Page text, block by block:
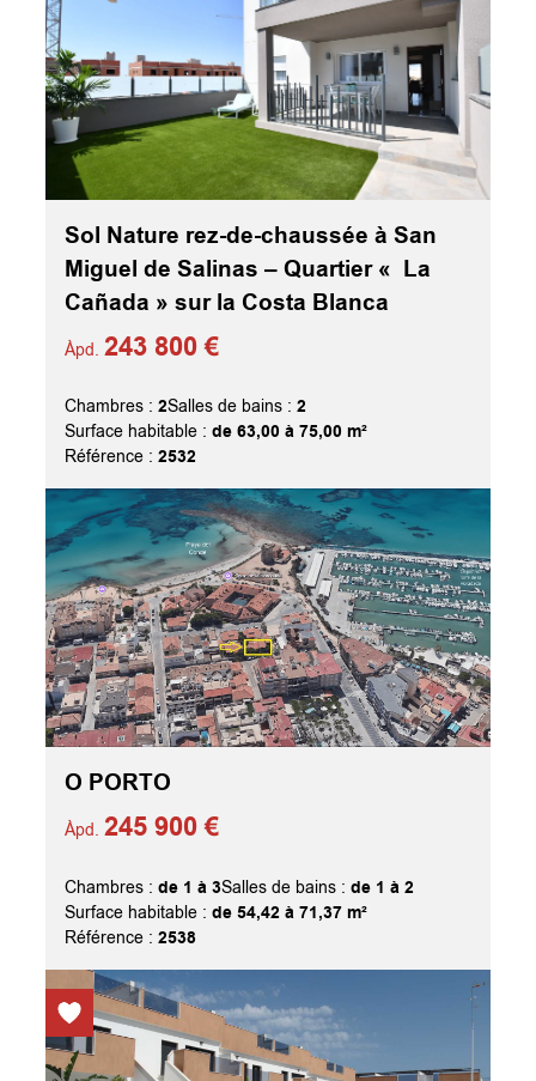
Sol Nature rez-de-chaussée à San
Miguel de Salinas – Quartier « La
Cañada » sur la Costa Blanca
Àpd.243 800 €
Chambres :2Salles de bains :2
Surface habitable :de 63,00 à 75,00 m²
Référence :2532
O PORTO
Àpd.245 900 €
Chambres :de 1 à 3Salles de bains :de 1 à 2
Surface habitable :de 54,42 à 71,37 m²
Référence :2538